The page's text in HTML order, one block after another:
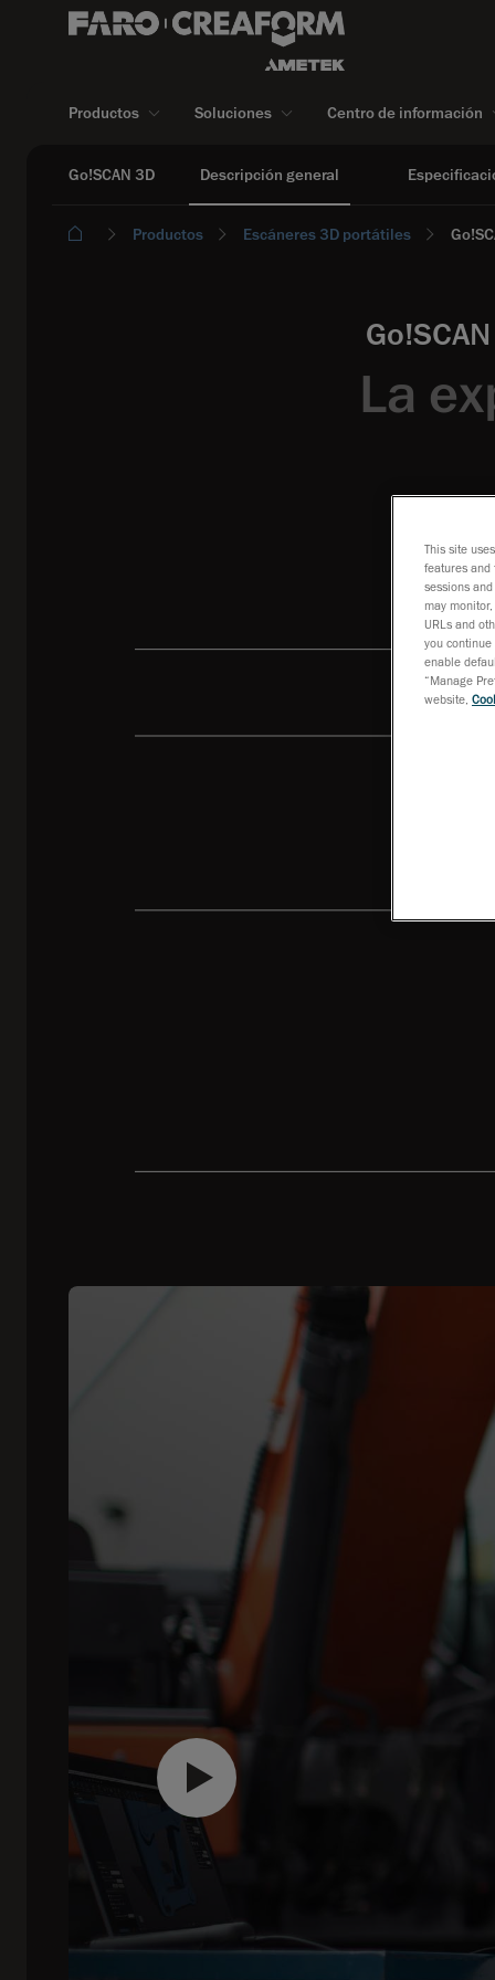
Productos Soluciones Centro de información
Go!SCAN 3D Descripción general
Productos Escáneres 3D portátiles
La
This site
features and
sessions
may
URLs and
you continue
enable
“Manage
website,